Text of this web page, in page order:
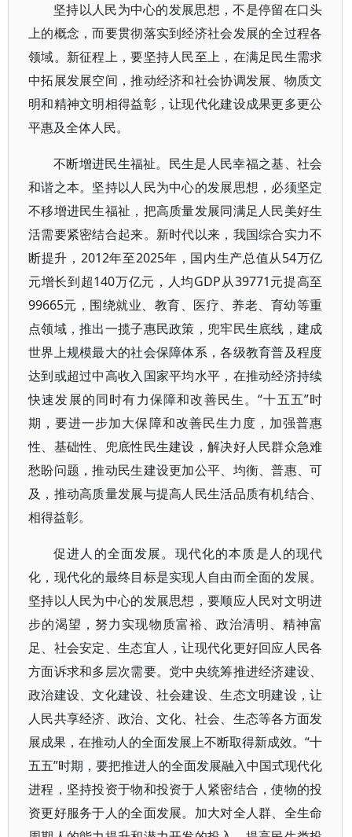
坚持以人民为中心的发展思想，不是停留在口头
上的概念，而要贯彻落实到经济社会发展的全过程各
领域。新征程上，要坚持人民至上，在满足民生需求
中拓展发展空间，推动经济和社会协调发展、物质文
明和精神文明相得益彰，让现代化建设成果更多更公
平惠及全体人民。
不断增进民生福祉。民生是人民幸福之基、社会
和谐之本。坚持以人民为中心的发展思想，必须坚定
不移增进民生福祉，把高质量发展同满足人民美好生
活需要紧密结合起来。新时代以来，我国综合实力不
断提升，2012年至2025年，国内生产总值从54万亿
元增长到超140万亿元，人均GDP从39771元提高至
99665元，围绕就业、教育、医疗、养老、育幼等重
点领域，推出一揽子惠民政策，兜牢民生底线，建成
世界上规模最大的社会保障体系，各级教育普及程度
达到或超过中高收入国家平均水平，在推动经济持续
快速发展的同时有力保障和改善民生。“十五五”时
期，要进一步加大保障和改善民生力度，加强普惠
性、基础性、兜底性民生建设，解决好人民群众急难
愁盼问题，推动民生建设更加公平、均衡、普惠、可
及，推动高质量发展与提高人民生活品质有机结合、
相得益彰。
促进人的全面发展。现代化的本质是人的现代
化，现代化的最终目标是实现人自由而全面的发展。
坚持以人民为中心的发展思想，要顺应人民对文明进
步的渴望，努力实现物质富裕、政治清明、精神富
足、社会安定、生态宜人，让现代化更好回应人民各
方面诉求和多层次需要。党中央统筹推进经济建设、
政治建设、文化建设、社会建设、生态文明建设，让
人民共享经济、政治、文化、社会、生态等各方面发
展成果，在推动人的全面发展上不断取得新成效。“十
五五”时期，要把推进人的全面发展融入中国式现代化
进程，坚持投资于物和投资于人紧密结合，使物的投
资更好服务于人的全面发展。加大对全人群、全生命